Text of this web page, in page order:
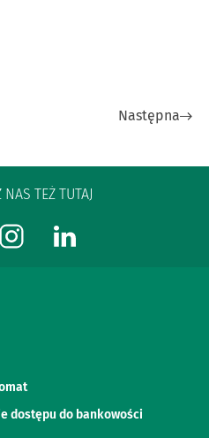
Następna
TEŻ TUTAJ
dostępu do bankowości